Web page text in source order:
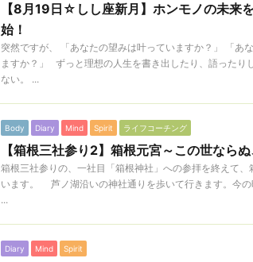
【8月19日☆しし座新月】ホンモノの未来
始！
突然ですが、 「あなたの望みは叶っていますか？」 「あ
ますか？」 ずっと理想の人生を書き出したり、語ったり
ない。 ...
Body Diary Mind Spirit ライフコーチング
【箱根三社参り2】箱根元宮～この世なら
箱根三社参りの、一社目「箱根神社」への参拝を終えて
います。 芦ノ湖沿いの神社通りを歩いて行きます。今
...
Diary Mind Spirit